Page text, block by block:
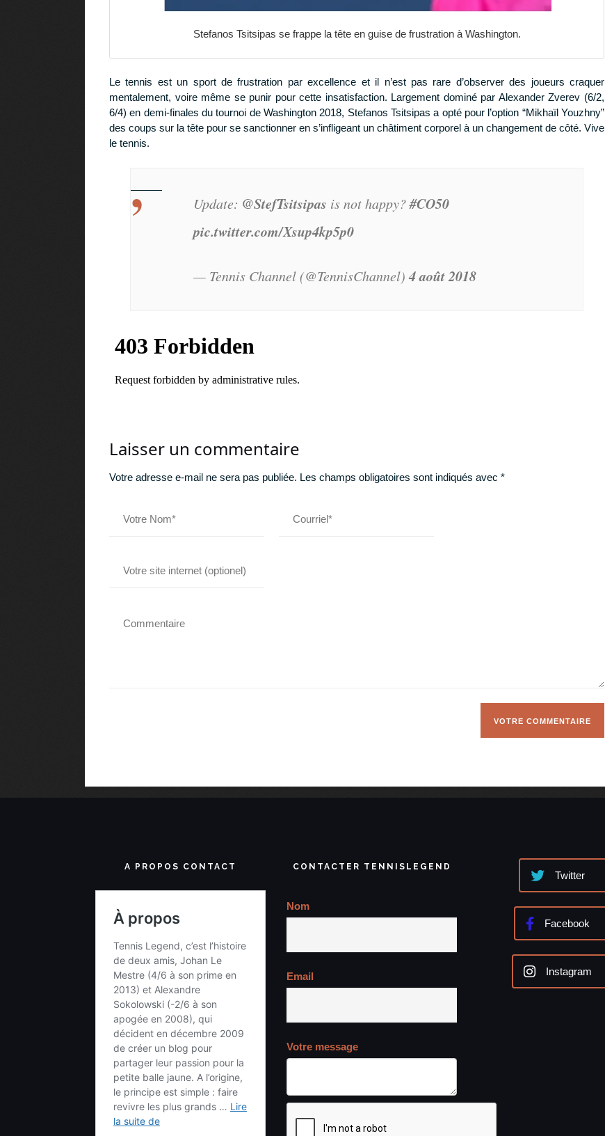
Stefanos Tsitsipas se frappe la tête en guise de frustration à Washington.
Le tennis est un sport de frustration par excellence et il n’est pas rare d’observer des joueurs craquer
mentalement, voire même se punir pour cette insatisfaction. Largement dominé par Alexander Zverev (6/2,
6/4) en demi-finales du tournoi de Washington 2018, Stefanos Tsitsipas a opté pour l’option “Mikhaïl Youzhny”
des coups sur la tête pour se sanctionner en s’infligeant un châtiment corporel à un changement de côté. Vive
le tennis.
Update: @StefTsitsipas is not happy?#CO50
pic.twitter.com/Xsup4kp5p0
— Tennis Channel (@TennisChannel) 4 août 2018
Laisser un commentaire
Votre adresse e-mail ne sera pas publiée. Les champs obligatoires sont indiqués avec *
A PROPOS CONTACT CONTACTER TENNISLEGEND
Nom
Email
Votre message
Twitter
Facebook
Instagram